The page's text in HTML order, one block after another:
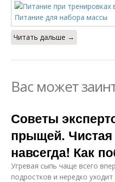
Читать дальше →
Вас может
Советы
прыщей. Чистая
навсегда! Как
Угревая сыпь чаще всего
подростков и нередко